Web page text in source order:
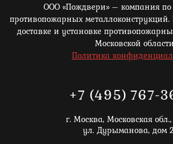
ООО «Пождвери» – компания по
противопожарных
доставке и установке
Московской
Политика
+7 (495) 767-
г. Москва, Московская
ул. Дурыманова, дом